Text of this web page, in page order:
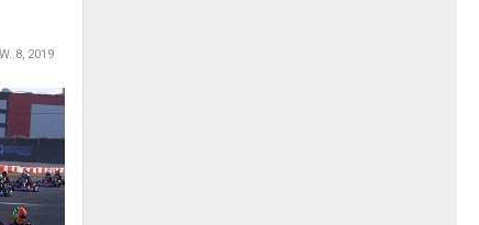
8, 2019